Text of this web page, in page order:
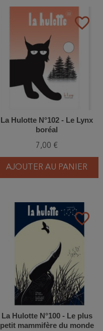
favorite_border
La Hulotte N°102 - Le Lynx
boréal
7,00 €
AJOUTER AU PANIER
favorite_border
La Hulotte N°100 - Le plus
petit mammifère du monde